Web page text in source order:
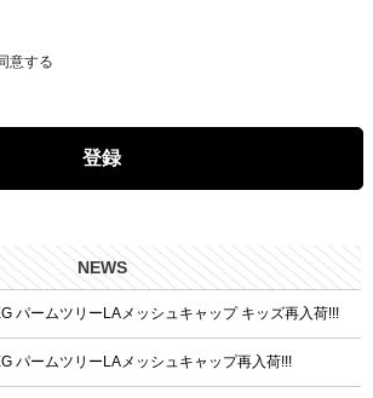
意する
登録
NEWS
パームツリーLAメッシュキャップ キッズ再入荷!!!
パームツリーLAメッシュキャップ再入荷!!!